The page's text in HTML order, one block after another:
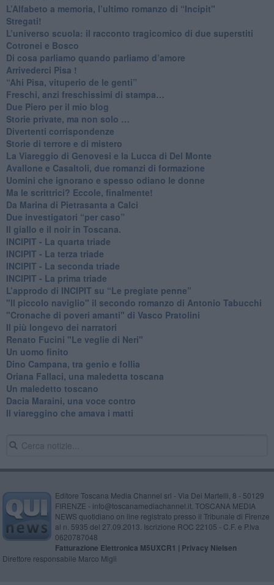
​L’Alfabeto a memoria, l’ultimo romanzo di “Incipit"
​Stregati!
L’universo scuola: il racconto tragicomico di due superstiti
Cotronei e Bosco
Di cosa parliamo quando parliamo d’amore
Arrivederci Pisa !
​“Ahi Pisa, vituperio de le genti”
Freschi, anzi freschissimi di stampa…
​Due Piero per il mio blog
​Storie private, ma non solo …
Divertenti corrispondenze
Storie di terrore e di mistero
La Viareggio di Genovesi e la Lucca di Del Monte
Avallone e Casaltoli, due romanzi di formazione
​Uomini che ignorano e spesso odiano le donne
Ma le scrittrici? Eccole, finalmente!
Da Marina di Pietrasanta a Calci
​Due investigatori “per caso”
​Il giallo e il noir in Toscana.
INCIPIT - La quarta triade
INCIPIT - La terza triade
INCIPIT - La seconda triade
INCIPIT - La prima triade
L’approdo di INCIPIT su “Le pregiate penne”
​"Il piccolo naviglio" il secondo romanzo di Antonio Tabucchi
​"Cronache di poveri amanti" di Vasco Pratolini
​Il più longevo dei narratori
Renato Fucini "Le veglie di Neri"
Un uomo finito
​Dino Campana, tra genio e follia
​Oriana Fallaci, una maledetta toscana
​Un maledetto toscano
​Dacia Maraini, una voce contro
​Il viareggino che amava i matti
Editore Toscana Media Channel srl - Via Dei Martelli, 8 - 50129
FIRENZE - info@toscanamediachannel.it. TOSCANA MEDIA
NEWS quotidiano on line registrato presso il Tribunale di Firenze
al n. 5935 del 27.09.2013. Iscrizione ROC 22105 - C.F. e P.Iva
0620787048
Fatturazione Elettronica M5UXCR1 | Privacy Nielsen
Direttore responsabile Marco Migli